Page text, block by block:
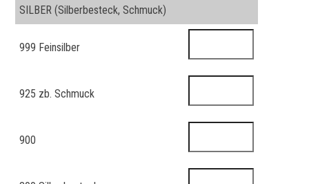
SILBER (Silberbesteck, Schmuck)
999 Feinsilber
925 zb. Schmuck
900